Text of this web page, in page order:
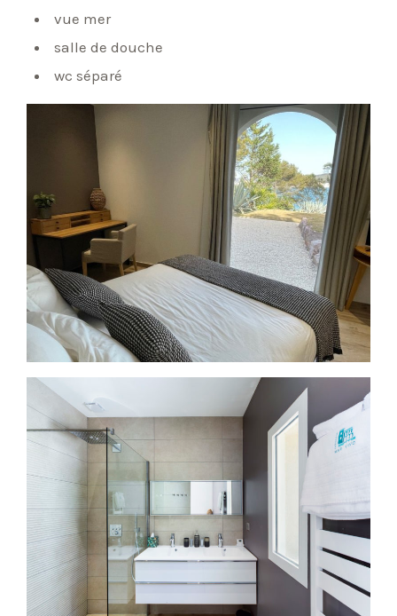
vue mer
salle de douche
wc séparé